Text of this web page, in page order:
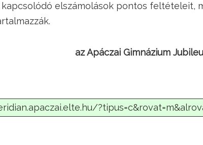
elszámolások pontos feltételeit,
az Apáczai Gimnázium